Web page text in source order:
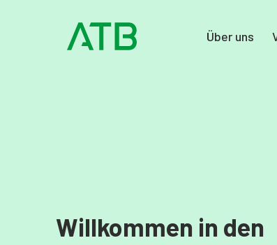
Über uns
Willkommen in den